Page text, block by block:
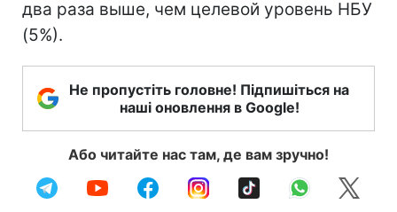
два раза выше, чем целевой уровень НБУ
(5%).
Не пропустіть головне! Підпишіться на
наші оновлення в Google!
Або читайте нас там, де вам зручно!